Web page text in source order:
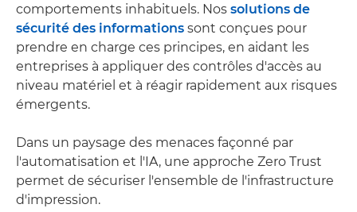
comportements inhabituels. Nos solutions de
sécurité des informations sont conçues pour
prendre en charge ces principes, en aidant les
entreprises à appliquer des contrôles d'accès au
niveau matériel et à réagir rapidement aux risques
émergents.
Dans un paysage des menaces façonné par
l'automatisation et l'IA, une approche Zero Trust
permet de sécuriser l'ensemble de l'infrastructure
d'impression.